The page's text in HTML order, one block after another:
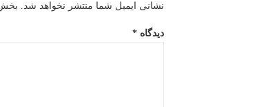
BE6E-
67A969EDE8BD
نشانی ایمیل شما منتشر نخواهد شد.
دیدگاه *